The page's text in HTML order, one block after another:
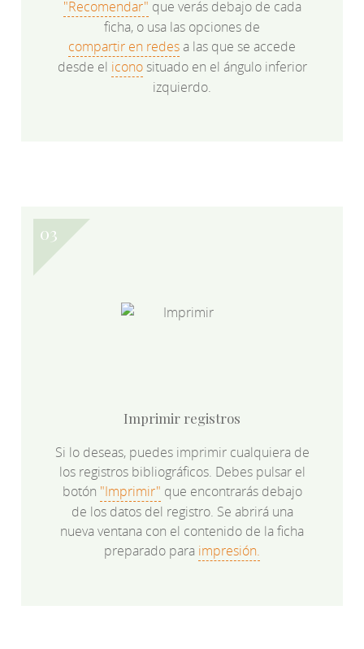
"Recomendar" que verás debajo de cada
ficha, o usa las opciones de
compartir en redesa las que se accede
desde el iconosituado en el ángulo inferior
izquierdo.
Imprimir registros
Si lo deseas, puedes imprimir cualquiera de
los registros bibliográficos. Debes pulsar el
botón "Imprimir" que encontrarás debajo
de los datos del registro. Se abrirá una
nueva ventana con el contenido de la ficha
preparado para impresión.